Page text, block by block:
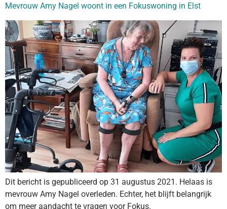
Mevrouw Amy Nagel woont in een Fokuswoning in Elst
Dit bericht is gepubliceerd op 31 augustus 2021. Helaas is
mevrouw Amy Nagel overleden. Echter, het blijft belangrijk
om meer aandacht te vragen voor Fokus.